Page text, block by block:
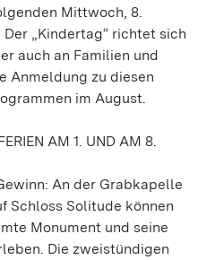
Mittwoch, 8.
„Kindertag“ richtet sich
auch an Familien und
Anmeldung zu diesen
im August.
AM 1. UND AM 8.
An der Grabkapelle
Schloss Solitude können
Monument und seine
Die zweistündigen